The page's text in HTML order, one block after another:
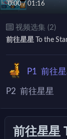
0:00/ 01:16
视频选集 (2)
前往星星 To the
P1 前往
P2 前往星星
前往星星